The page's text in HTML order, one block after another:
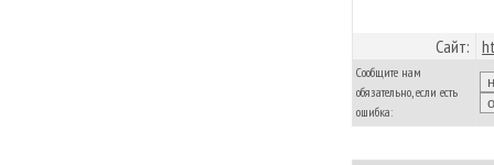
Сайт:
Сообщите нам
обязательно, если есть
ошибка: